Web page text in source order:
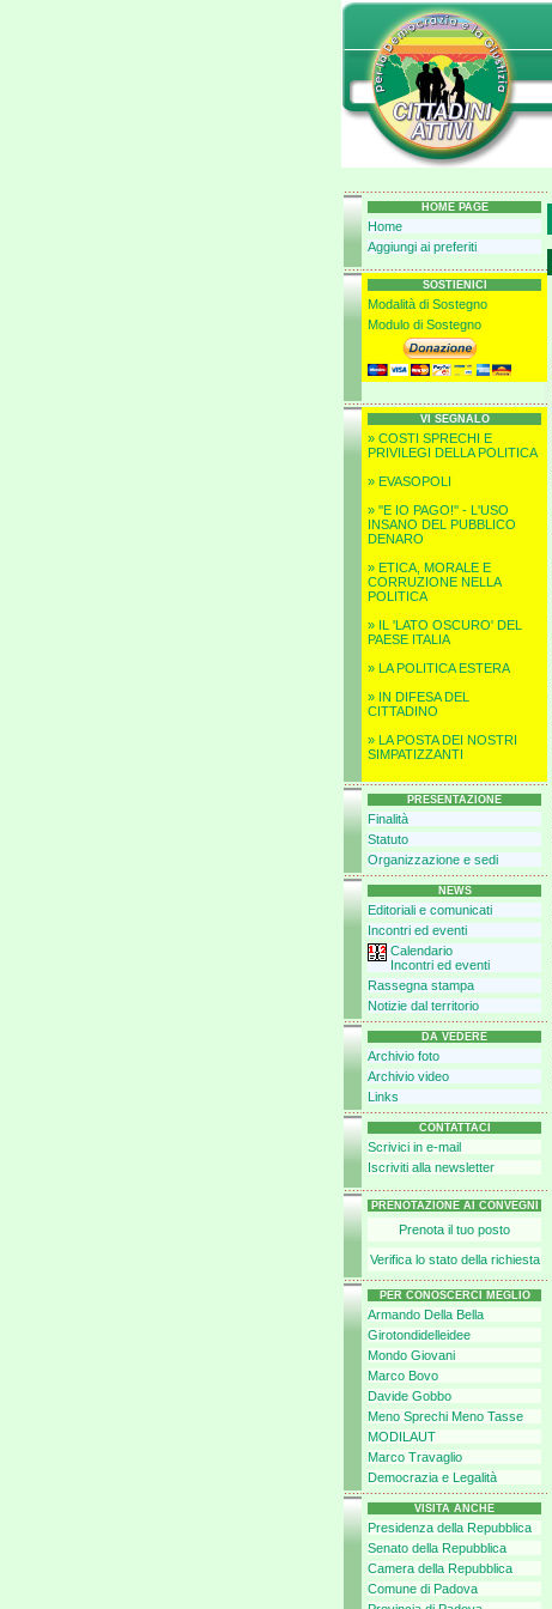
HOME PAGE
Home
Aggiungi ai preferiti
SOSTIENICI
Modalità di Sostegno
Modulo di Sostegno
VI SEGNALO
» COSTI SPRECHI E
PRIVILEGI DELLA POLITICA
» EVASOPOLI
» ''E IO PAGO!'' - L'USO
INSANO DEL PUBBLICO
DENARO
» ETICA, MORALE E
CORRUZIONE NELLA
POLITICA
» IL 'LATO OSCURO' DEL
PAESE ITALIA
» LA POLITICA ESTERA
» IN DIFESA DEL
CITTADINO
» LA POSTA DEI NOSTRI
SIMPATIZZANTI
PRESENTAZIONE
Finalità
Statuto
Organizzazione e sedi
NEWS
Editoriali e comunicati
Incontri ed eventi
Calendario
Incontri ed eventi
Rassegna stampa
Notizie dal territorio
DA VEDERE
Archivio foto
Archivio video
Links
CONTATTACI
Scrivici in e-mail
Iscriviti alla newsletter
PRENOTAZIONE AI CONVEGNI
Prenota il tuo posto
Verifica lo stato della richiesta
PER CONOSCERCI MEGLIO
Armando Della Bella
Girotondidelleidee
Mondo Giovani
Marco Bovo
Davide Gobbo
Meno Sprechi Meno Tasse
MODILAUT
Marco Travaglio
Democrazia e Legalità
VISITA ANCHE
Presidenza della Repubblica
Senato della Repubblica
Camera della Repubblica
Comune di Padova